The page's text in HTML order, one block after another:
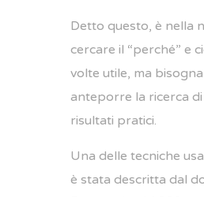
Detto questo, è nella
cercare il “perché” e
volte utile, ma
anteporre la ricerca
risultati pratici.
Una delle tecniche
è stata descritta dal